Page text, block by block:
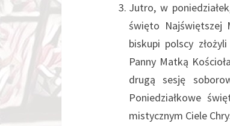
Jutro, w
święto Najświętszej
biskupi polscy
Panny Matką
drugą sesję
Poniedziałkowe
mistycznym Ciele